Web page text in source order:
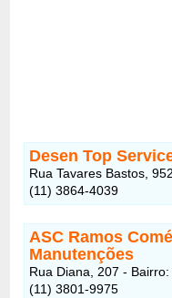
Desen Top
Rua Tavares Bastos,
(11) 3864-4039
ASC Ramos
Manutenções
Rua Diana, 207 -
(11) 3801-9975